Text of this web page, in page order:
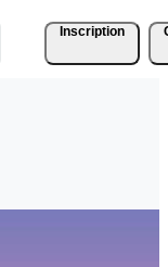
Inscription